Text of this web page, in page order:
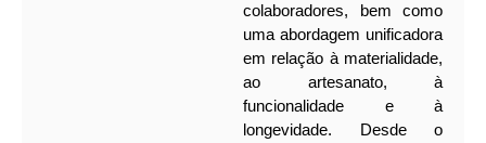
colaboradores, bem como
uma abordagem unificadora
em relação à materialidade,
ao artesanato, à
funcionalidade e à
longevidade. Desde o